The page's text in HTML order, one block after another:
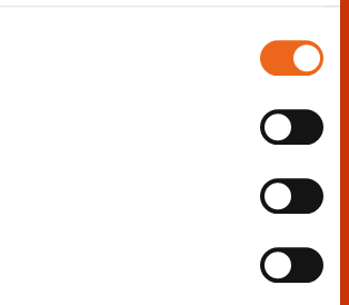
w 24h!